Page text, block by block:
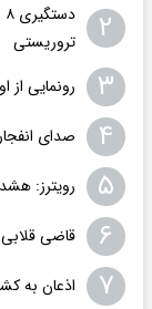
۲
تروریستی
۳ رونمایی از
۴ صدای
۵ رویترز:
۶ قاضی
۷ اذعان به کشته شدن ۲ سرباز